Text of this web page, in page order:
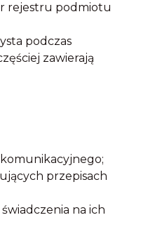
rejestru podmiotu
podczas
zawierają
przepisach
na ich